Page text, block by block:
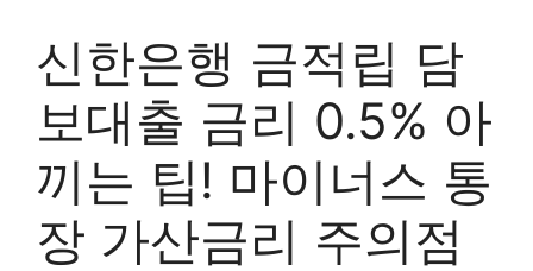
신한은행 금적립 담
보대출 금리 0.5% 아
끼는 팁! 마이너스 통
장 가산금리 주의점